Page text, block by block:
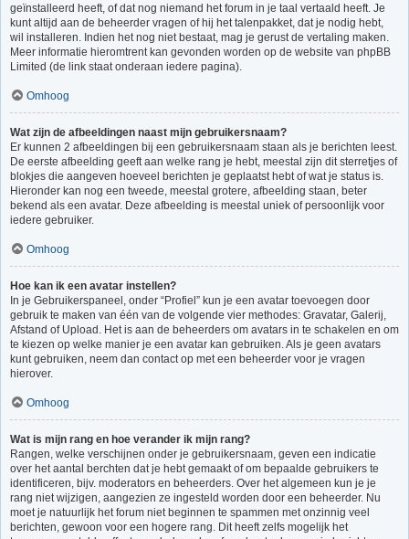
geïnstalleerd heeft, of dat nog niemand het forum in je taal vertaald heeft. Je
kunt altijd aan de beheerder vragen of hij het talenpakket, dat je nodig hebt,
wil installeren. Indien het nog niet bestaat, mag je gerust de vertaling maken.
Meer informatie hieromtrent kan gevonden worden op de website van phpBB
Limited (de link staat onderaan iedere pagina).
Omhoog
Wat zijn de afbeeldingen naast mijn gebruikersnaam?
Er kunnen 2 afbeeldingen bij een gebruikersnaam staan als je berichten leest.
De eerste afbeelding geeft aan welke rang je hebt, meestal zijn dit sterretjes of
blokjes die aangeven hoeveel berichten je geplaatst hebt of wat je status is.
Hieronder kan nog een tweede, meestal grotere, afbeelding staan, beter
bekend als een avatar. Deze afbeelding is meestal uniek of persoonlijk voor
iedere gebruiker.
Omhoog
Hoe kan ik een avatar instellen?
In je Gebruikerspaneel, onder “Profiel” kun je een avatar toevoegen door
gebruik te maken van één van de volgende vier methodes: Gravatar, Galerij,
Afstand of Upload. Het is aan de beheerders om avatars in te schakelen en om
te kiezen op welke manier je een avatar kan gebruiken. Als je geen avatars
kunt gebruiken, neem dan contact op met een beheerder voor je vragen
hierover.
Omhoog
Wat is mijn rang en hoe verander ik mijn rang?
Rangen, welke verschijnen onder je gebruikersnaam, geven een indicatie
over het aantal berchten dat je hebt gemaakt of om bepaalde gebruikers te
identificeren, bijv. moderators en beheerders. Over het algemeen kun je je
rang niet wijzigen, aangezien ze ingesteld worden door een beheerder. Nu
moet je natuurlijk het forum niet beginnen te spammen met onzinnig veel
berichten, gewoon voor een hogere rang. Dit heeft zelfs mogelijk het